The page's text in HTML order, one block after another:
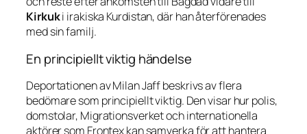
Kirkuki irakiska Kurdistan, där han återförenades
med sin familj.
En principiellt viktig händelse
Deportationen av Milan Jaff beskrivs av flera
bedömare som principiellt viktig. Den visar hur polis,
domstolar, Migrationsverket och internationella
aktörer som Frontex kan samverka för att hantera